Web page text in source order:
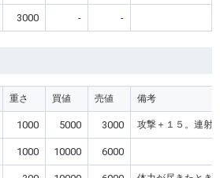
3000 - -
重さ 買値 売値 備考
1000 5000 3000 攻撃＋１５。連射
1000 10000 6000